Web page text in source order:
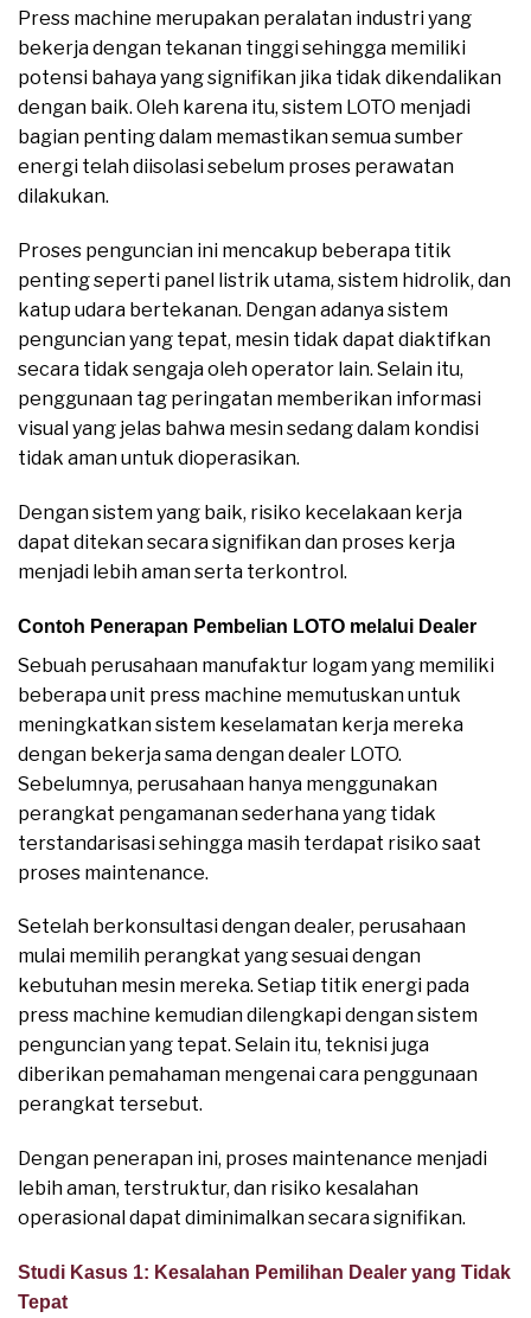
Press machine merupakan peralatan industri yang
bekerja dengan tekanan tinggi sehingga memiliki
potensi bahaya yang signifikan jika tidak dikendalikan
dengan baik. Oleh karena itu, sistem LOTO menjadi
bagian penting dalam memastikan semua sumber
energi telah diisolasi sebelum proses perawatan
dilakukan.
Proses penguncian ini mencakup beberapa titik
penting seperti panel listrik utama, sistem hidrolik, dan
katup udara bertekanan. Dengan adanya sistem
penguncian yang tepat, mesin tidak dapat diaktifkan
secara tidak sengaja oleh operator lain. Selain itu,
penggunaan tag peringatan memberikan informasi
visual yang jelas bahwa mesin sedang dalam kondisi
tidak aman untuk dioperasikan.
Dengan sistem yang baik, risiko kecelakaan kerja
dapat ditekan secara signifikan dan proses kerja
menjadi lebih aman serta terkontrol.
Contoh Penerapan Pembelian LOTO melalui Dealer
Sebuah perusahaan manufaktur logam yang memiliki
beberapa unit press machine memutuskan untuk
meningkatkan sistem keselamatan kerja mereka
dengan bekerja sama dengan dealer LOTO.
Sebelumnya, perusahaan hanya menggunakan
perangkat pengamanan sederhana yang tidak
terstandarisasi sehingga masih terdapat risiko saat
proses maintenance.
Setelah berkonsultasi dengan dealer, perusahaan
mulai memilih perangkat yang sesuai dengan
kebutuhan mesin mereka. Setiap titik energi pada
press machine kemudian dilengkapi dengan sistem
penguncian yang tepat. Selain itu, teknisi juga
diberikan pemahaman mengenai cara penggunaan
perangkat tersebut.
Dengan penerapan ini, proses maintenance menjadi
lebih aman, terstruktur, dan risiko kesalahan
operasional dapat diminimalkan secara signifikan.
Studi Kasus 1: Kesalahan Pemilihan Dealer yang Tidak
Tepat